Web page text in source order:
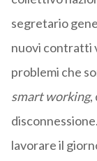
segretario
nuovi contratti
problemi che
smart working,
lavorare il